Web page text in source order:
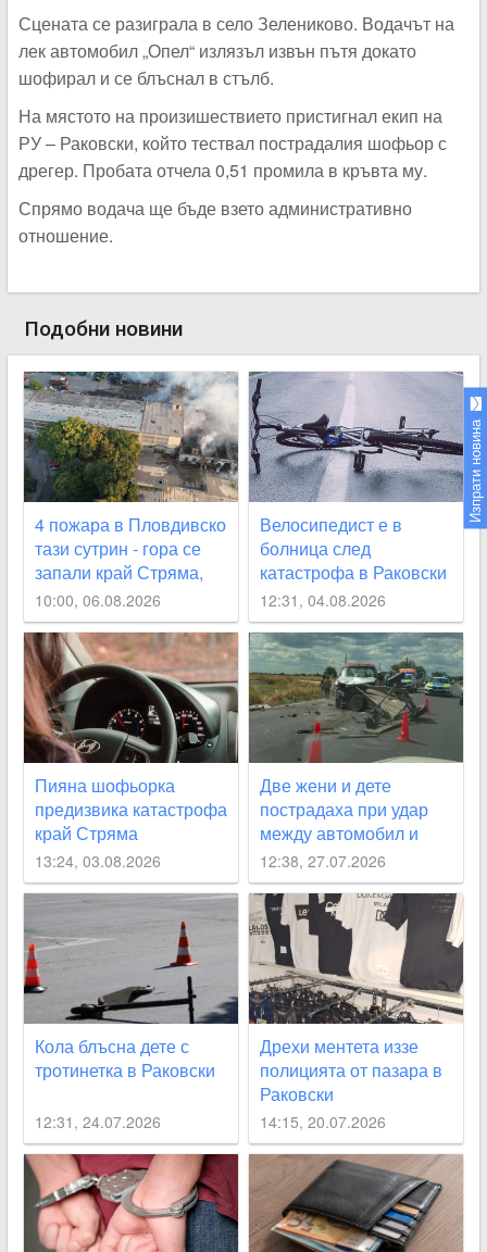
Сцената се разиграла в село Зелениково. Водачът на
лек автомобил „Опел“ излязъл извън пътя докато
шофирал и се блъснал в стълб.
На мястото на произишествието пристигнал екип на
РУ – Раковски, който тествал пострадалия шофьор с
дрегер. Пробата отчела 0,51 промила в кръвта му.
Спрямо водача ще бъде взето административно
отношение.
Подобни новини
4 пожара в Пловдивско
тази сутрин - гора се
запали край Стряма,
къща - в Карлово
10:00, 06.08.2026
Велосипедист е в
болница след
катастрофа в Раковски
12:31, 04.08.2026
Пияна шофьорка
предизвика катастрофа
край Стряма
13:24, 03.08.2026
Две жени и дете
пострадаха при удар
между автомобил и
каруца край Раковски
12:38, 27.07.2026
Кола блъсна дете с
тротинетка в Раковски
12:31, 24.07.2026
Дрехи ментета иззе
полицията от пазара в
Раковски
14:15, 20.07.2026
Изпрати новина